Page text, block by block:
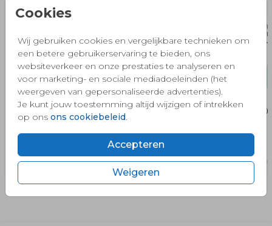
Cookies
Wij gebruiken cookies en vergelijkbare technieken om
een betere gebruikerservaring te bieden, ons
websiteverkeer en onze prestaties te analyseren en
voor marketing- en sociale mediadoeleinden (het
weergeven van gepersonaliseerde advertenties).
Je kunt jouw toestemming altijd wijzigen of intrekken
op ons ons cookiebeleid.
Accepteren
Weigeren